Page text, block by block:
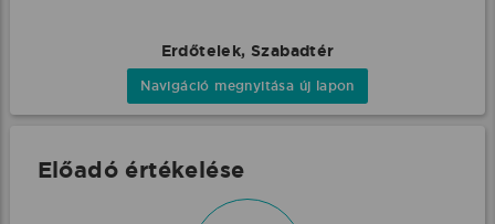
Erdőtelek, Szabadtér
Navigáció megnyitása új lapon
Előadó értékelése